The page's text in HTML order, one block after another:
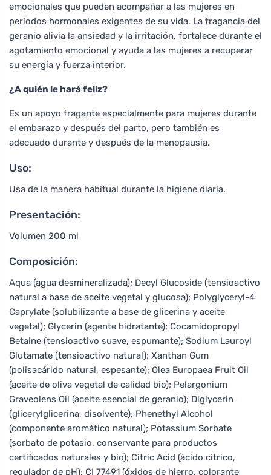
emocionales que pueden acompañar a las mujeres en
períodos hormonales exigentes de su vida. La fragancia del
geranio alivia la ansiedad y la irritación, fortalece durante el
agotamiento emocional y ayuda a las mujeres a recuperar
su energía y fuerza interior.
¿A quién le hará feliz?
Es un apoyo fragante especialmente para mujeres durante
el embarazo y después del parto, pero también es
adecuado durante y después de la menopausia.
Uso:
Usa de la manera habitual durante la higiene diaria.
Presentación:
Volumen 200 ml
Composición:
Aqua (agua desmineralizada); Decyl Glucoside (tensioactivo
natural a base de aceite vegetal y glucosa); Polyglyceryl-4
Caprylate (solubilizante a base de glicerina y aceite
vegetal); Glycerin (agente hidratante); Cocamidopropyl
Betaine (tensioactivo suave, espumante); Sodium Lauroyl
Glutamate (tensioactivo natural); Xanthan Gum
(polisacárido natural, espesante); Olea Europaea Fruit Oil
(aceite de oliva vegetal de calidad bio); Pelargonium
Graveolens Oil (aceite esencial de geranio); Diglycerin
(glicerylglicerina, disolvente); Phenethyl Alcohol
(componente aromático natural); Potassium Sorbate
(sorbato de potasio, conservante para productos
certificados naturales y bio); Citric Acid (ácido cítrico,
regulador de pH); CI 77491 (óxidos de hierro, colorante